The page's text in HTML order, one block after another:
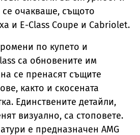
се очакваше, същото
и E-Class Coupe и Cabriolet.
по купето и
са обновените им
се пренасят същите
както и скосената
Единствените детайли,
визуално, са стоповете.
е предназначен AMG